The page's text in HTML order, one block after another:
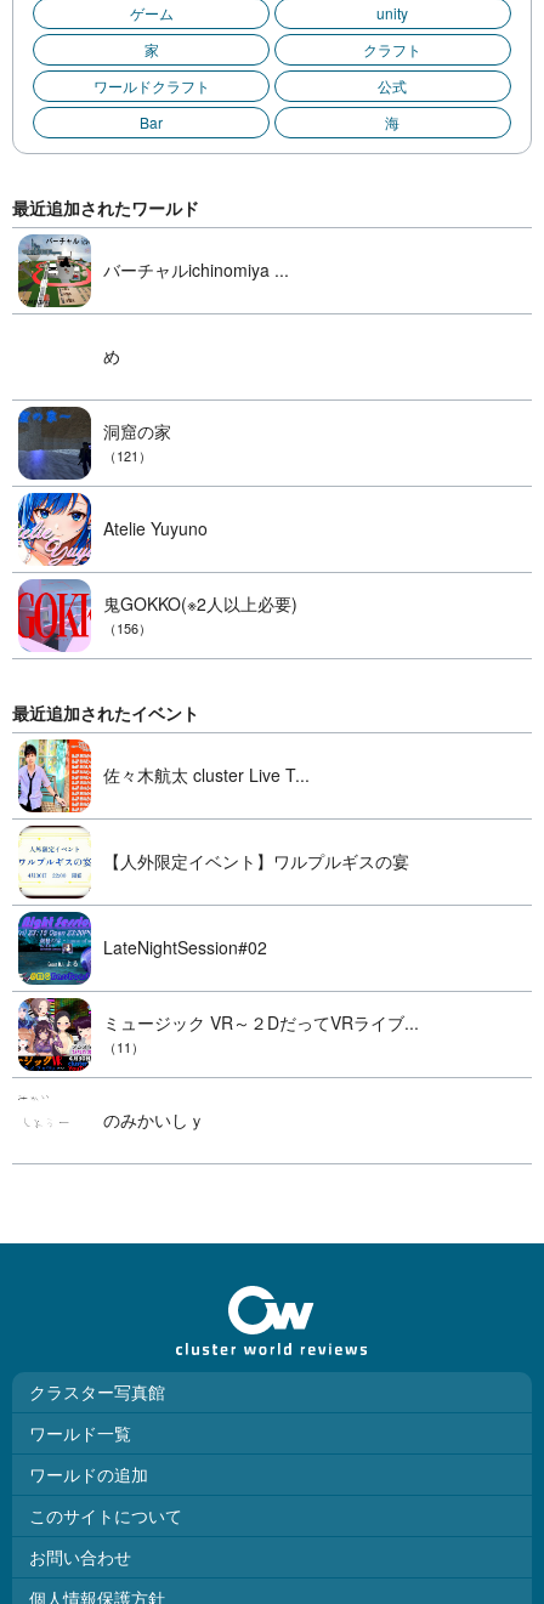
ゲーム
unity
家
クラフト
ワールドクラフト
公式
Bar
海
最近追加されたワールド
バーチャルichinomiya ...
め
洞窟の家
（121）
Atelie Yuyuno
鬼GOKKO(※2人以上必要)
（156）
最近追加されたイベント
佐々木航太 cluster Live T...
【人外限定イベント】ワルプルギスの宴
LateNightSession#02
ミュージック VR～２DだってVRライブ...
（11）
のみかいしｙ
クラスター写真館
ワールド一覧
ワールドの追加
このサイトについて
お問い合わせ
個人情報保護方針